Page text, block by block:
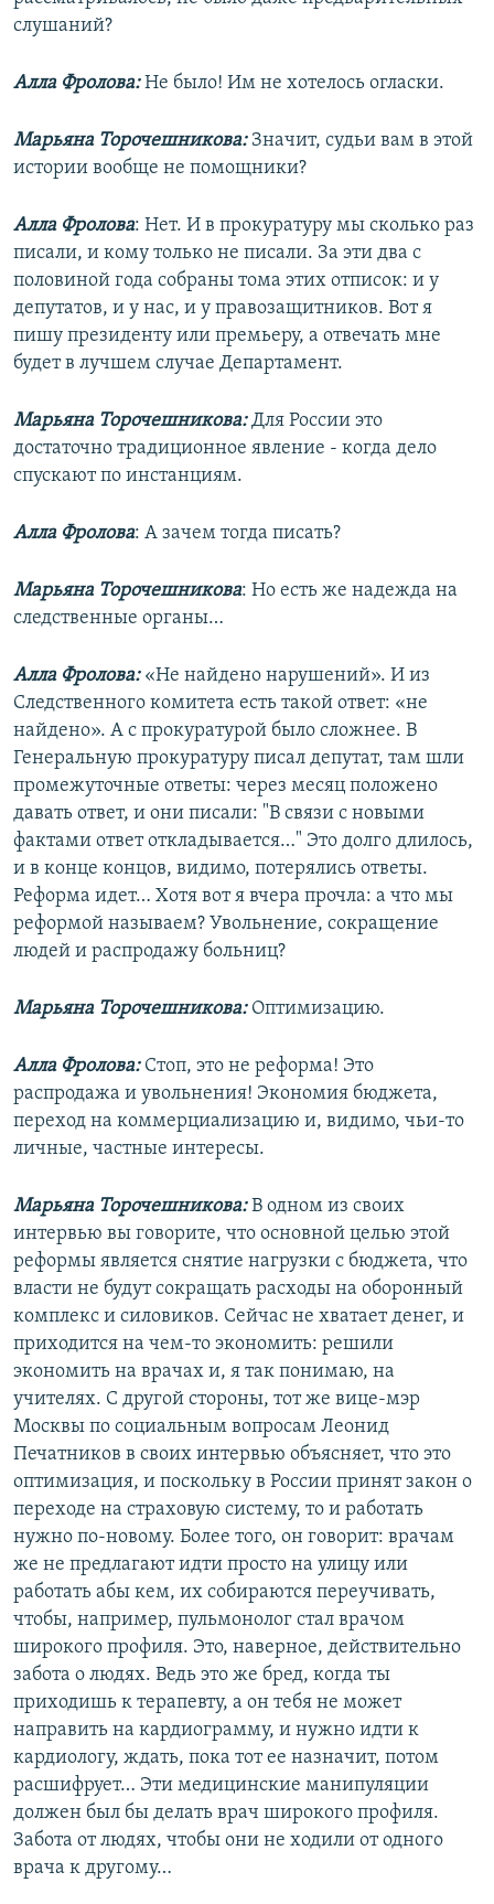
слушаний?
Алла Фролова:Не было! Им не хотелось огласки.
Марьяна Торочешникова:Значит, судьи вам в этой
истории вообще не помощники?
Алла Фролова: Нет. И в прокуратуру мы сколько раз
писали, и кому только не писали. За эти два с
половиной года собраны тома этих отписок: и у
депутатов, и у нас, и у правозащитников. Вот я
пишу президенту или премьеру, а отвечать мне
будет в лучшем случае Департамент.
Марьяна Торочешникова:Для России это
достаточно традиционное явление - когда дело
спускают по инстанциям.
Алла Фролова: А зачем тогда писать?
Марьяна Торочешникова: Но есть же надежда на
следственные органы…
Алла Фролова:«Не найдено нарушений». И из
Следственного комитета есть такой ответ: «не
найдено». А с прокуратурой было сложнее. В
Генеральную прокуратуру писал депутат, там шли
промежуточные ответы: через месяц положено
давать ответ, и они писали: "В связи с новыми
фактами ответ откладывается…" Это долго длилось,
и в конце концов, видимо, потерялись ответы.
Реформа идет… Хотя вот я вчера прочла: а что мы
реформой называем? Увольнение, сокращение
людей и распродажу больниц?
Марьяна Торочешникова:Оптимизацию.
Алла Фролова:Стоп, это не реформа! Это
распродажа и увольнения! Экономия бюджета,
переход на коммерциализацию и, видимо, чьи-то
личные, частные интересы.
Марьяна Торочешникова:В одном из своих
интервью вы говорите, что основной целью этой
реформы является снятие нагрузки с бюджета, что
власти не будут сокращать расходы на оборонный
комплекс и силовиков. Сейчас не хватает денег, и
приходится на чем-то экономить: решили
экономить на врачах и, я так понимаю, на
учителях. С другой стороны, тот же вице-мэр
Москвы по социальным вопросам Леонид
Печатников в своих интервью объясняет, что это
оптимизация, и поскольку в России принят закон о
переходе на страховую систему, то и работать
нужно по-новому. Более того, он говорит: врачам
же не предлагают идти просто на улицу или
работать абы кем, их собираются переучивать,
чтобы, например, пульмонолог стал врачом
широкого профиля. Это, наверное, действительно
забота о людях. Ведь это же бред, когда ты
приходишь к терапевту, а он тебя не может
направить на кардиограмму, и нужно идти к
кардиологу, ждать, пока тот ее назначит, потом
расшифрует… Эти медицинские манипуляции
должен был бы делать врач широкого профиля.
Забота от людях, чтобы они не ходили от одного
врача к другому…